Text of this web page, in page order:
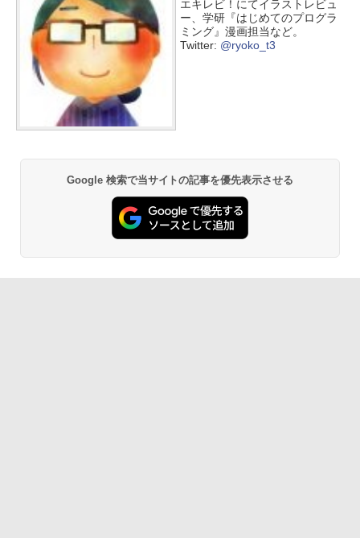
エキレビ！にてイラストレビュ
ー、学研『はじめてのプログラ
ミング』漫画担当など。
Twitter: @ryoko_t3
Google 検索で当サイトの記事を優先表示させる